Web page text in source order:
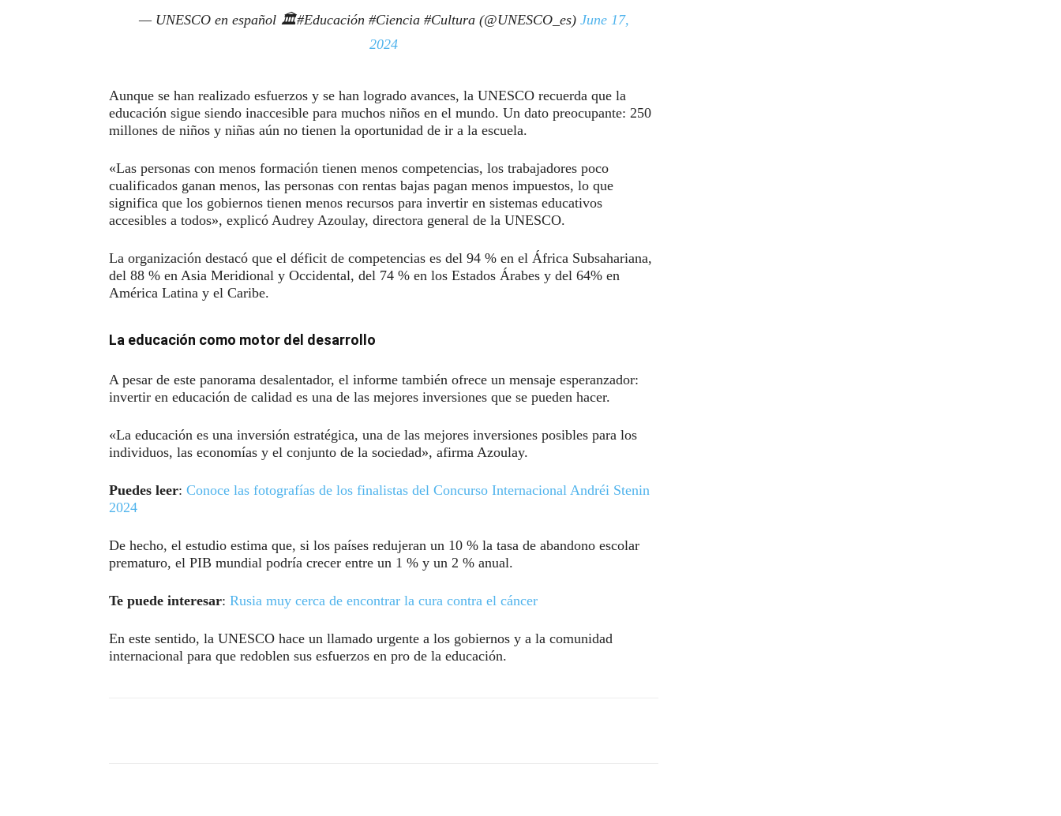
— UNESCO en español 🏛️#Educación #Ciencia #Cultura (@UNESCO_es) June 17,
2024
Aunque se han realizado esfuerzos y se han logrado avances, la UNESCO recuerda que la
educación sigue siendo inaccesible para muchos niños en el mundo. Un dato preocupante: 250
millones de niños y niñas aún no tienen la oportunidad de ir a la escuela.
«Las personas con menos formación tienen menos competencias, los trabajadores poco
cualificados ganan menos, las personas con rentas bajas pagan menos impuestos, lo que
significa que los gobiernos tienen menos recursos para invertir en sistemas educativos
accesibles a todos», explicó Audrey Azoulay, directora general de la UNESCO.
La organización destacó que el déficit de competencias es del 94 % en el África Subsahariana,
del 88 % en Asia Meridional y Occidental, del 74 % en los Estados Árabes y del 64% en
América Latina y el Caribe.
La educación como motor del desarrollo
A pesar de este panorama desalentador, el informe también ofrece un mensaje esperanzador:
invertir en educación de calidad es una de las mejores inversiones que se pueden hacer.
«La educación es una inversión estratégica, una de las mejores inversiones posibles para los
individuos, las economías y el conjunto de la sociedad», afirma Azoulay.
Puedes leer: Conoce las fotografías de los finalistas del Concurso Internacional Andréi Stenin
2024
De hecho, el estudio estima que, si los países redujeran un 10 % la tasa de abandono escolar
prematuro, el PIB mundial podría crecer entre un 1 % y un 2 % anual.
Te puede interesar: Rusia muy cerca de encontrar la cura contra el cáncer
En este sentido, la UNESCO hace un llamado urgente a los gobiernos y a la comunidad
internacional para que redoblen sus esfuerzos en pro de la educación.